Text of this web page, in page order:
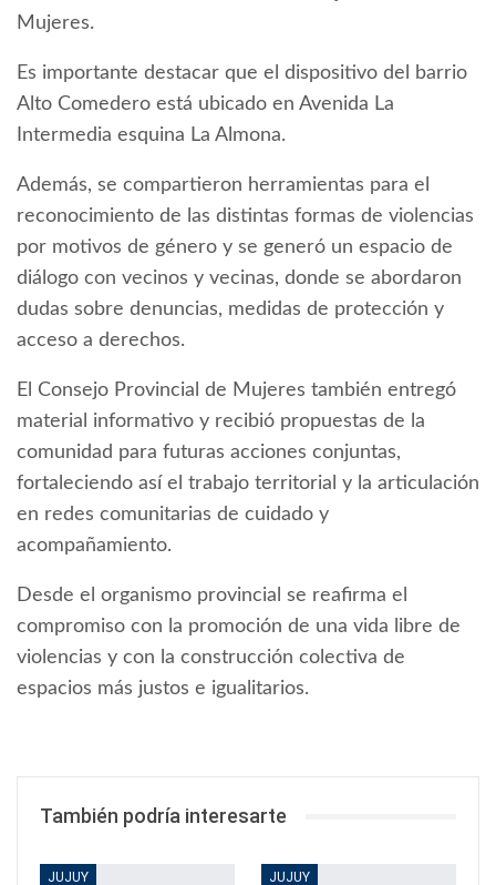
Mujeres.
Es importante destacar que el dispositivo del barrio
Alto Comedero está ubicado en Avenida La
Intermedia esquina La Almona.
Además, se compartieron herramientas para el
reconocimiento de las distintas formas de violencias
por motivos de género y se generó un espacio de
diálogo con vecinos y vecinas, donde se abordaron
dudas sobre denuncias, medidas de protección y
acceso a derechos.
El Consejo Provincial de Mujeres también entregó
material informativo y recibió propuestas de la
comunidad para futuras acciones conjuntas,
fortaleciendo así el trabajo territorial y la articulación
en redes comunitarias de cuidado y
acompañamiento.
Desde el organismo provincial se reafirma el
compromiso con la promoción de una vida libre de
violencias y con la construcción colectiva de
espacios más justos e igualitarios.
También podría interesarte
JUJUY JUJUY